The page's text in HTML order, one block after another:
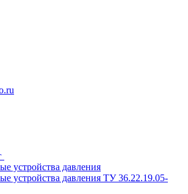
устройства давления
устройства давления ТУ 36.22.19.05-